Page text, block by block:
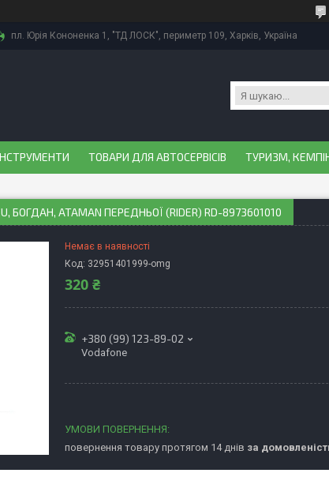
пл. Юрія Кононенка 1, "ТД ЛОСК", периметр 109, Харків, Україна
ТОВАРИ ДЛЯ АВТОСЕРВІСІВ ТУРИЗМ,
ATAMAN ПЕРЕДНЬОЇ (RIDER) RD-8973601010
Немає в наявності
Код: 32951401999-omg
320 ₴
+380 (99) 123-89-02
Vodafone
повернення товару протягом 14 днів за